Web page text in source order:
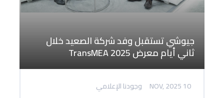
جيوشي تستقبل وفد شركة الصعيد خلال
ثاني أيام معرض TransMEA 2025
10 NOV, 2025 وجودنا الإعلامي